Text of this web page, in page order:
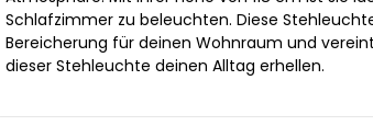
Schlafzimmer zu beleuchten. Diese
Bereicherung für deinen Wohnraum und
dieser Stehleuchte deinen Alltag erhellen.